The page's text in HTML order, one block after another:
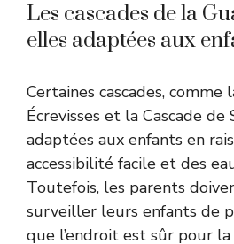
Les cascades de la
elles adaptées aux
Certaines cascades, comme
Écrevisses et la Cascade
adaptées aux enfants en
accessibilité facile et des
Toutefois, les parents
surveiller leurs enfants de
que l’endroit est sûr pour la